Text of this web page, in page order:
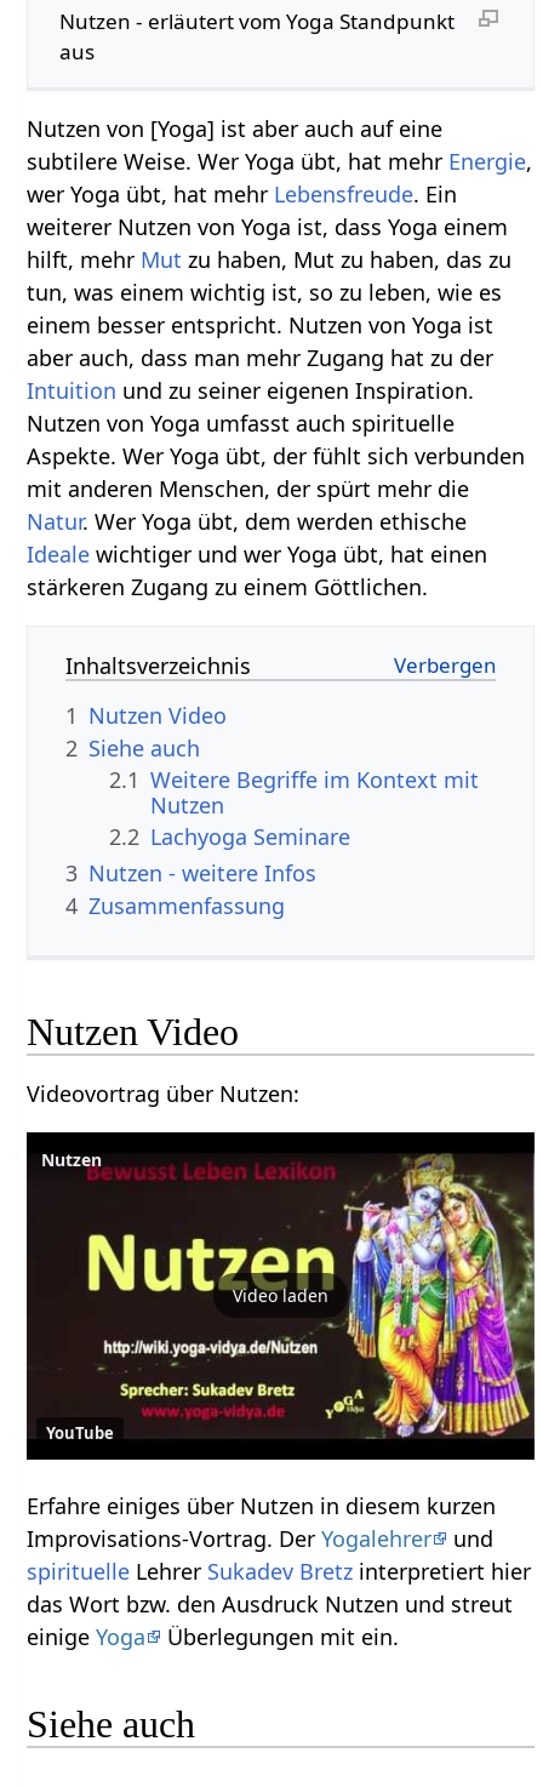
Nutzen‏‎ - erläutert vom Yoga Standpunkt
aus
Nutzen von [Yoga] ist aber auch auf eine
subtilere Weise. Wer Yoga übt, hat mehr Energie,
wer Yoga übt, hat mehr Lebensfreude. Ein
weiterer Nutzen von Yoga ist, dass Yoga einem
hilft, mehr Mut zu haben, Mut zu haben, das zu
tun, was einem wichtig ist, so zu leben, wie es
einem besser entspricht. Nutzen von Yoga ist
aber auch, dass man mehr Zugang hat zu der
Intuition und zu seiner eigenen Inspiration.
Nutzen von Yoga umfasst auch spirituelle
Aspekte. Wer Yoga übt, der fühlt sich verbunden
mit anderen Menschen, der spürt mehr die
Natur. Wer Yoga übt, dem werden ethische
Ideale wichtiger und wer Yoga übt, hat einen
stärkeren Zugang zu einem Göttlichen.
Inhaltsverzeichnis
1
Nutzen‏‎ Video
2 Siehe auch
2.1 Weitere Begriffe im Kontext mit
2.2 Lachyoga Seminare
3
Nutzen‏‎ - weitere Infos
4 Zusammenfassung
Nutzen‏‎ Video
Videovortrag über Nutzen‏‎:
Nutzen‏‎
Video laden
YouTube
Erfahre einiges über Nutzen‏‎ in diesem kurzen
Improvisations-Vortrag. DerYogalehrer
und
spirituelle Lehrer Sukadev Bretz interpretiert hier
das Wort bzw. den Ausdruck Nutzen‏‎ und streut
einigeYoga Überlegungen mit ein.
Siehe auch